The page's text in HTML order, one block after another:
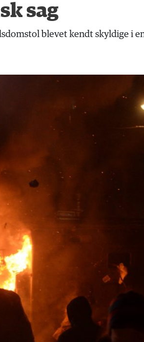
sag
blevet kendt skyldige i